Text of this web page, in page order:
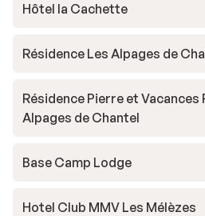
Hôtel la Cachette
Résidence Les Alpages de
Résidence Pierre et Vacances
Alpages de Chantel
Base Camp Lodge
Hotel Club MMV Les Mélèzes